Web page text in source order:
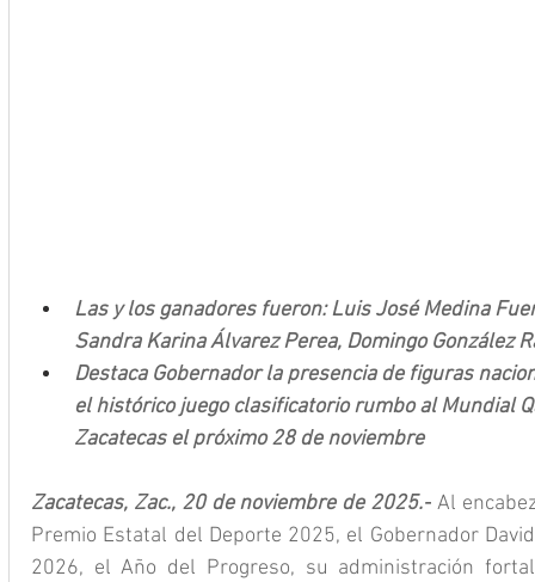
Las y los ganadores fueron: Luis José Medina
Sandra Karina Álvarez Perea, Domingo González
Destaca Gobernador la presencia de figuras
el histórico juego clasificatorio rumbo al Mundial
Zacatecas el próximo 28 de noviembre
Zacatecas, Zac., 20 de noviembre de 2025.- Al
Premio Estatal del Deporte 2025, el Gobernador
2026, el Año del Progreso, su administración